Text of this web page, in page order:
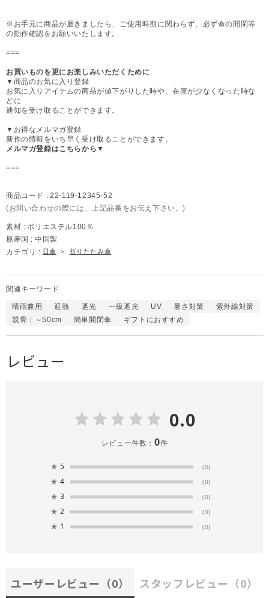
※お手元に商品が届きましたら、ご使用時期に関わらず、必ず傘の開閉等
の動作確認をお願いいたします。
===
お買いものを更にお楽しみいただくために
▼商品のお気に入り登録
お気に入りアイテムの商品が値下がりした時や、在庫が少なくなった時な
どに
通知を受け取ることができます。
▼お得なメルマガ登録
新作の情報をいち早く受け取ることができます。
メルマガ登録はこちらから▼
===
商品コード : 22-119-12345-52
(お問い合わせの際には、上記品番をお伝え下さい。)
素材 : ポリエステル100％
原産国 : 中国製
カテゴリ : 日傘 > 折りたたみ傘
関連キーワード
晴雨兼用 遮熱 遮光 一級遮光 UV 暑さ対策
紫外線対策
親骨：～50cm
簡単開閉傘 ギフトにおすすめ
レビュー
0.0
レビュー件数： 0件
★ 5 (0)
★ 4 (0)
★ 3 (0)
★ 2 (0)
★ 1 (0)
ユーザーレビュー （0） スタッフレビュー （0）